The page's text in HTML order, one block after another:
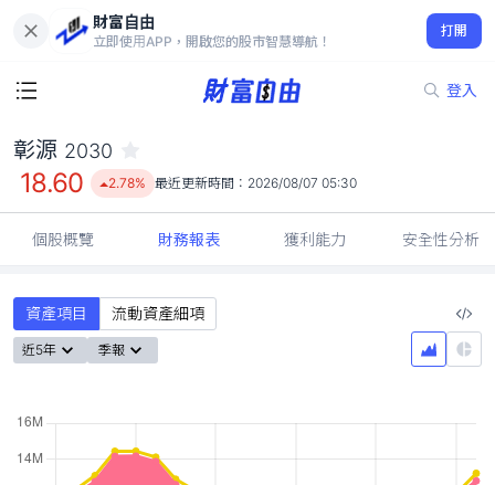
財富自由
立即使用APP，開啟您的股市智慧導航！
打開
登入
18.60
2.78%
彰源 2030
18.60 2.78% 最近更新時間： 2026/08/07 05:30
個股概覽 財務報表 獲利能力 安全性分析
資產項目 流動資產細項
近5年 季報